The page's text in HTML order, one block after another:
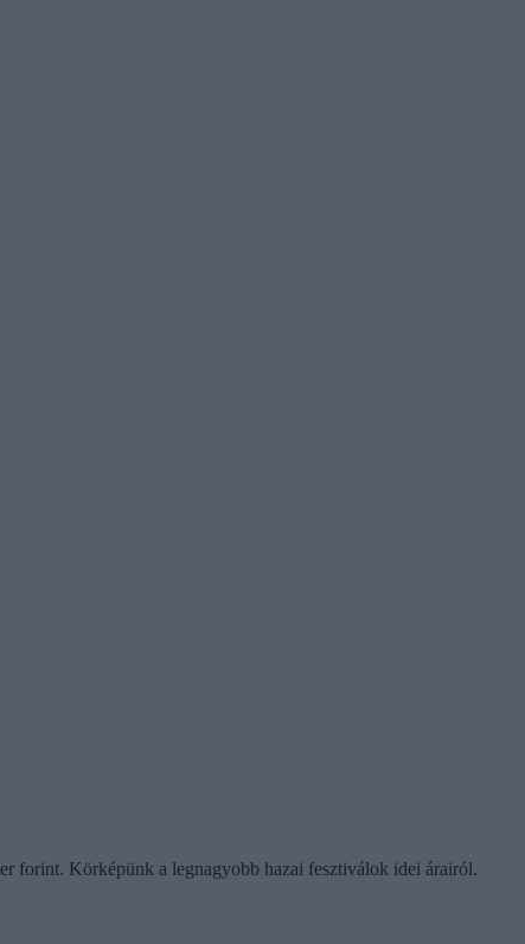
forint. Körképünk a legnagyobb hazai fesztiválok idei árairól.